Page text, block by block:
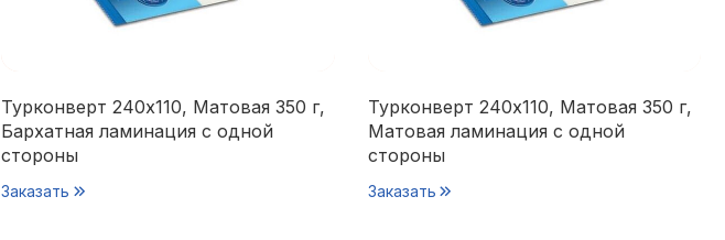
Турконверт 240х110, Матовая 350 г,
Бархатная ламинация с одной
стороны
Заказать
Турконверт 240х110, Матовая 350 г,
Матовая ламинация с одной
стороны
Заказать